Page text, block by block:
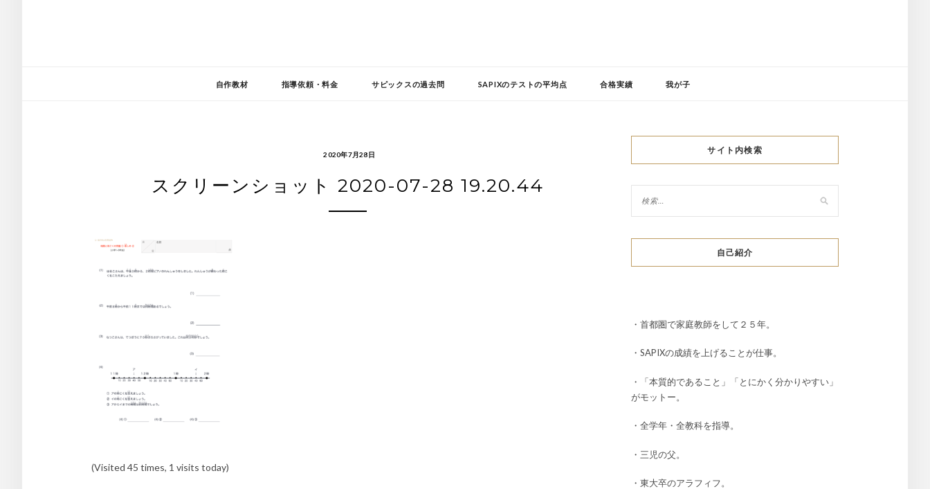
自作教材 指導依頼・料金 サピックスの過去問 SAPIXのテストの平均点 合格実績 我が子
2020年7月28日
スクリーンショット 2020-07-28 19.20.44
(Visited 45 times, 1 visits today)
サイト内検索
自己紹介
・首都圏で家庭教師をして２５年。
・SAPIXの成績を上げることが仕事。
・「本質的であること」「とにかく分かりやすい」
がモットー。
・全学年・全教科を指導。
・三児の父。
・東大卒のアラフィフ。